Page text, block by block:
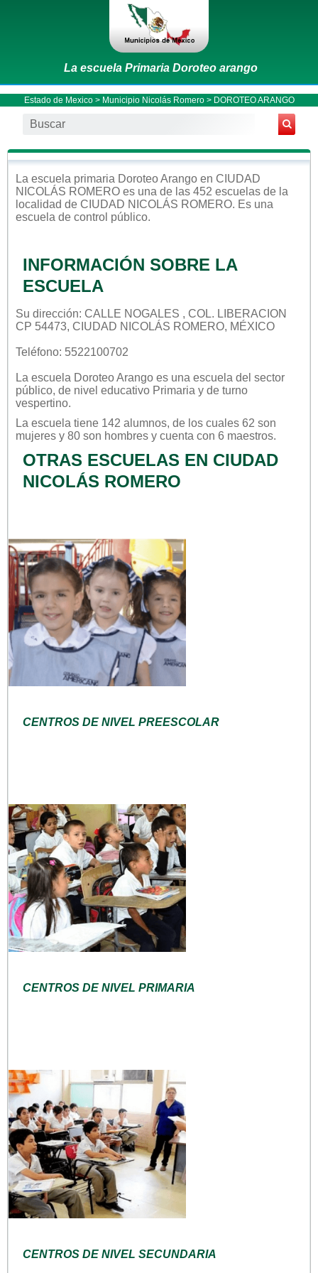
La escuela Primaria Doroteo arango
Estado de Mexico> Municipio Nicolás Romero> DOROTEO ARANGO
La escuela primaria Doroteo Arango en CIUDAD
NICOLÁS ROMERO es una de las 452 escuelas de la
localidad de CIUDAD NICOLÁS ROMERO. Es una
escuela de control público.
INFORMACIÓN SOBRE LA
ESCUELA
Su dirección: CALLE NOGALES , COL. LIBERACION
CP 54473, CIUDAD NICOLÁS ROMERO, MÉXICO
Teléfono: 5522100702
La escuela Doroteo Arango es una escuela del sector
público, de nivel educativo Primaria y de turno
vespertino.
La escuela tiene 142 alumnos, de los cuales 62 son
mujeres y 80 son hombres y cuenta con 6 maestros.
OTRAS ESCUELAS EN CIUDAD
NICOLÁS ROMERO
CENTROS DE NIVEL PREESCOLAR
CENTROS DE NIVEL PRIMARIA
CENTROS DE NIVEL SECUNDARIA